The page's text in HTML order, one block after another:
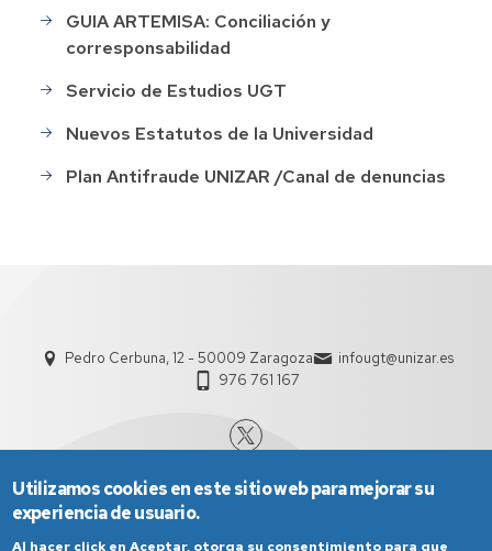
GUIA ARTEMISA: Conciliación y
corresponsabilidad
Servicio de Estudios UGT
Nuevos Estatutos de la Universidad
Plan Antifraude UNIZAR /Canal de denuncias
Pedro Cerbuna, 12 - 50009 Zaragoza
infougt@unizar.es
976 761 167
Utilizamos cookies en este sitio web para mejorar su
experiencia de usuario.
Al hacer click en Aceptar, otorga su consentimiento para que